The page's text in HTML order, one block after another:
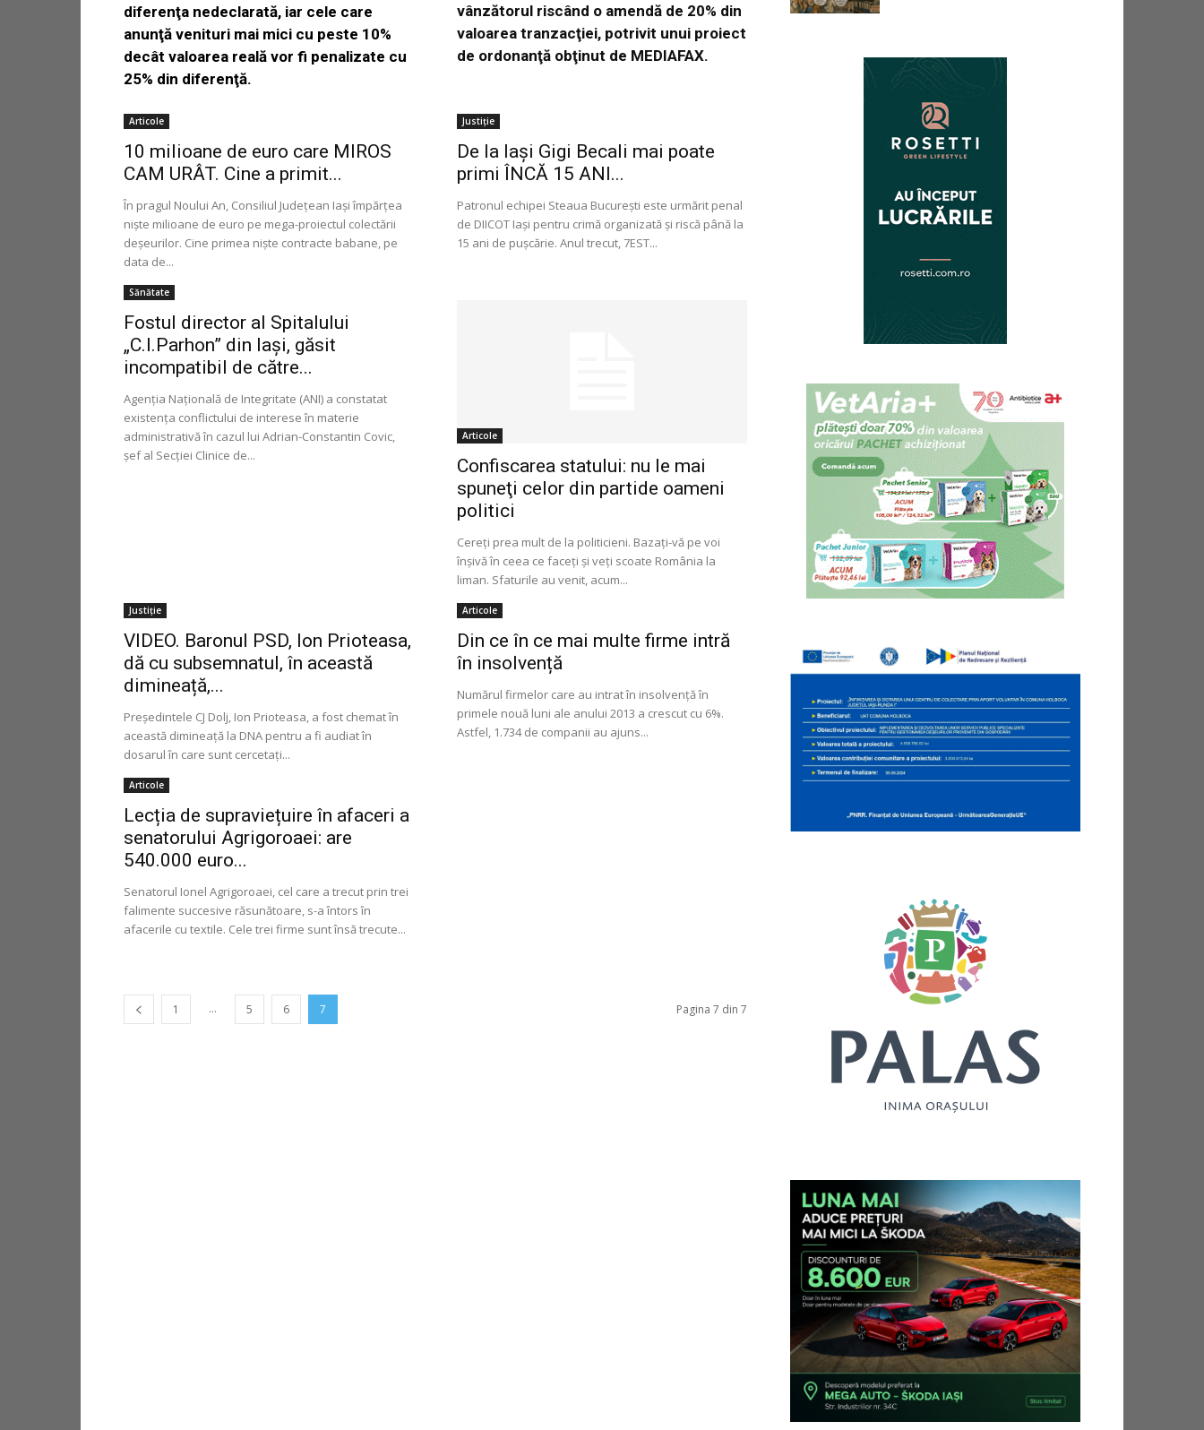
diferenţa nedeclarată, iar cele care
anunţă venituri mai mici cu peste 10%
decât valoarea reală vor fi penalizate cu
25% din diferenţă.
vânzătorul riscând o amendă de 20% din
valoarea tranzacţiei, potrivit unui proiect
de ordonanţă obţinut de MEDIAFAX.
Articole
10 milioane de euro care MIROS
CAM URÂT. Cine a primit...
În pragul Noului An, Consiliul Judeţean Iaşi împărţea
nişte milioane de euro pe mega-proiectul colectării
deşeurilor. Cine primea nişte contracte babane, pe
data de...
Justiție
De la Iaşi Gigi Becali mai poate
primi ÎNCĂ 15 ANI...
Patronul echipei Steaua Bucureşti este urmărit penal
de DIICOT Iaşi pentru crimă organizată şi riscă până la
15 ani de puşcărie. Anul trecut, 7EST...
Sănătate
Fostul director al Spitalului
„C.I.Parhon” din Iași, găsit
incompatibil de către...
Agenţia Naţională de Integritate (ANI) a constatat
existenţa conflictului de interese în materie
administrativă în cazul lui Adrian-Constantin Covic,
şef al Secţiei Clinice de...
Articole
Confiscarea statului: nu le mai
spuneţi celor din partide oameni
politici
Cereţi prea mult de la politicieni. Bazaţi-vă pe voi
înşivă în ceea ce faceţi şi veţi scoate România la
liman. Sfaturile au venit, acum...
Justiție
VIDEO. Baronul PSD, Ion Prioteasa,
dă cu subsemnatul, în această
dimineață,...
Preşedintele CJ Dolj, Ion Prioteasa, a fost chemat în
această dimineaţă la DNA pentru a fi audiat în
dosarul în care sunt cercetaţi...
Articole
Din ce în ce mai multe firme intră
în insolvență
Numărul firmelor care au intrat în insolvență în
primele nouă luni ale anului 2013 a crescut cu 6%.
Astfel, 1.734 de companii au ajuns...
Articole
Lecția de supraviețuire în afaceri a
senatorului Agrigoroaei: are
540.000 euro...
Senatorul Ionel Agrigoroaei, cel care a trecut prin trei
falimente succesive răsunătoare, s-a întors în
afacerile cu textile. Cele trei firme sunt însă trecute...
1 ... 5 6 7 Pagina 7 din 7